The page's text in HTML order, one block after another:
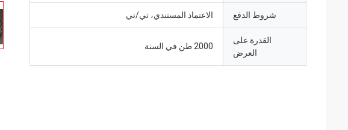
شروط الدفع الاعتماد المستندي، تي/تي
القدرة على
العرض
2000 طن في السنة